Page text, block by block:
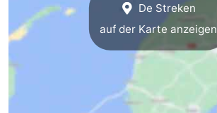
Nachtleben
Essen
De Streken
auf der Karte anzeigen